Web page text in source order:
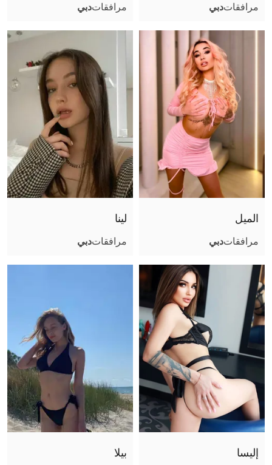
مرافقاتدبي مرافقاتدبي
الميل
مرافقاتدبي
لينا
مرافقاتدبي
إليسا بيلا
قذف على الجسم
لحس مهبلي
مص عميق
كلام بذيء
سيطرة
ثنائي مع فتاة
مساج مثير
صور مثيرة (أثناء اللقاء)
ملاعبة
تبول (أعطي)
تبول (أتلقى)
جنس جماعي
استمناء باليد
كاماسوترا
استمناء
جنس فموي بدون واقي
مساج البروستاتا